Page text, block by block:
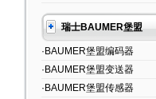
瑞士BAUMER堡盟
·BAUMER堡盟编码器
·BAUMER堡盟变送器
·BAUMER堡盟传感器